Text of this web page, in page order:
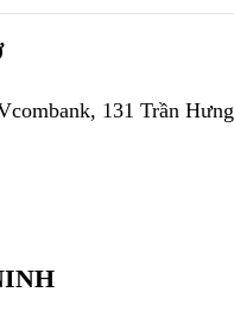
131 Trần